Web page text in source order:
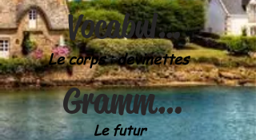
Vocabulaire
Grammaire
Le futur
Le corps : devinettes